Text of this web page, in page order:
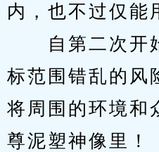
内，也不过仅能
自第二次开始
标范围错乱的风
将周围的环境和
尊泥塑神像里！